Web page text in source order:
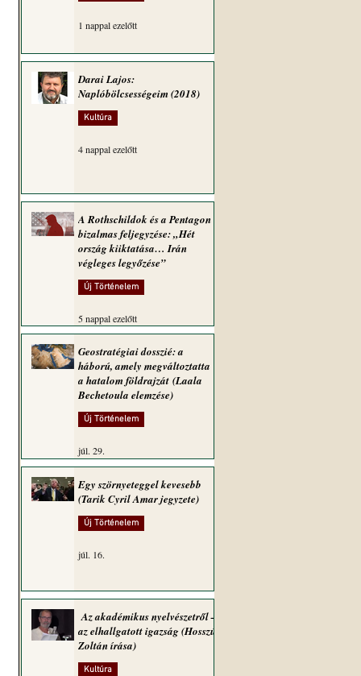
1 nappal ezelőtt
Darai Lajos:
Naplóbölcsességeim (2018)
Kultúra
4 nappal ezelőtt
A Rothschildok és a Pentagon
bizalmas feljegyzése: „Hét
ország kiiktatása… Irán
végleges legyőzése”
Új Történelem
5 nappal ezelőtt
Geostratégiai dosszié: a
háború, amely megváltoztatta
a hatalom földrajzát (Laala
Bechetoula elemzése)
Új Történelem
júl. 29.
Egy szörnyeteggel kevesebb
(Tarik Cyril Amar jegyzete)
Új Történelem
júl. 16.
Az akadémikus nyelvészetről –
az elhallgatott igazság (Hosszú
Zoltán írása)
Kultúra